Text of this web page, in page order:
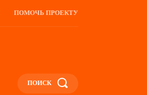
ПОМОЧЬ ПРОЕКТУ
ПОИСК